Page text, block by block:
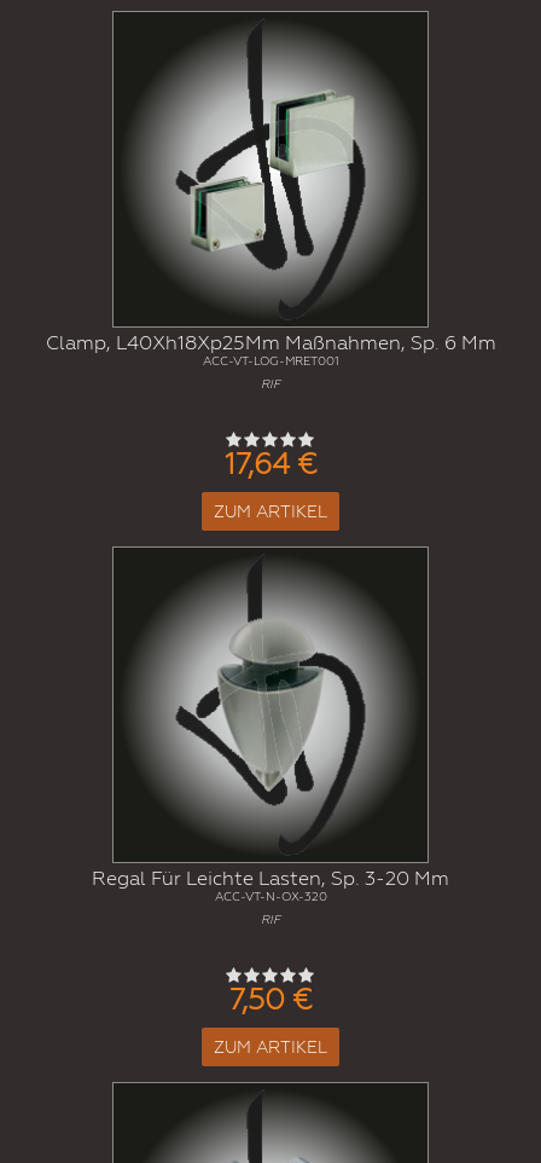
Clamp, L40Xh18Xp25Mm Maßnahmen, Sp. 6 Mm
ACC-VT-LOG-MRET001
RIF
17,64 €
ZUM ARTIKEL
Regal Für Leichte Lasten, Sp. 3-20 Mm
ACC-VT-N-OX-320
RIF
7,50 €
ZUM ARTIKEL